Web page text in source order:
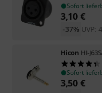
Sofort
3,10 €
UVP:
-37%
Hicon HI-
Sofort
3,50 €